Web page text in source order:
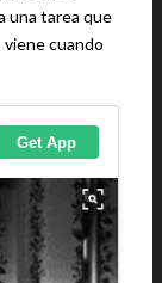
una tarea que
cuando